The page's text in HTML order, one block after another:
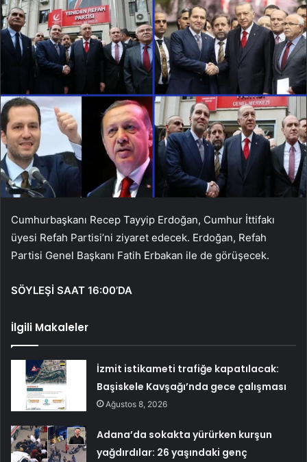
Cumhurbaşkanı Recep Tayyip Erdoğan, Cumhur İttifakı
üyesi Refah Partisi’ni ziyaret edecek. Erdoğan, Refah
Partisi Genel Başkanı Fatih Erbakan ile de görüşecek.
SÖYLEŞİ SAAT 16:00’DA
İlgili Makaleler
İzmit istikameti trafiğe kapatılacak:
Başiskele Kavşağı’nda gece çalışması
Ağustos 8, 2026
Adana’da sokakta yürürken kurşun
yağdırdılar: 26 yaşındaki genç